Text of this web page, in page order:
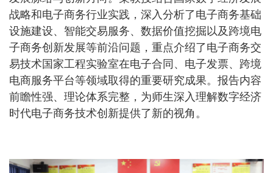
战略和电子商务行业实践，深入分析了电子商务基础
设施建设、智能交易服务、数据价值挖掘以及跨境电
子商务创新发展等前沿问题，重点介绍了电子商务交
易技术国家工程实验室在电子合同、电子发票、跨境
电商服务平台等领域取得的重要研究成果。报告内容
前瞻性强、理论体系完整，为师生深入理解数字经济
时代电子商务技术创新提供了新的视角。